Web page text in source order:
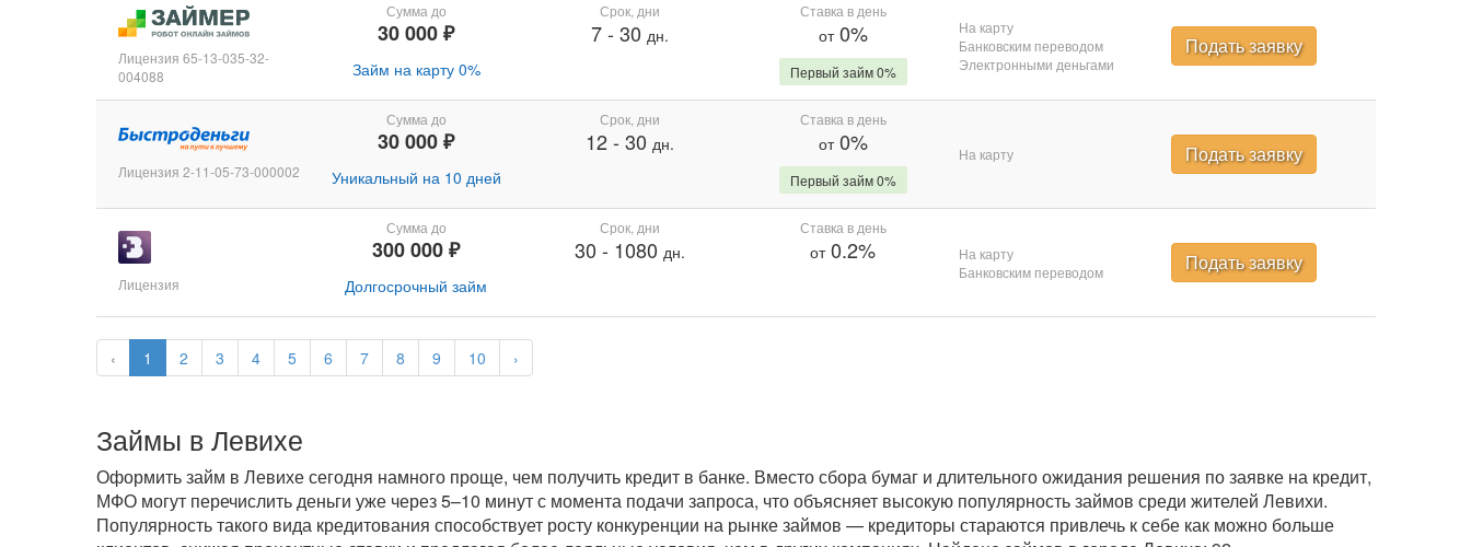
‹ 1 2 3 4 5 6 7 8 9 10 ›
Лицензия 65-13-035-32-
004088
Сумма до
30 000 ₽
Займ на карту 0%
Срок, дни
7- 30 дн.
Ставка в день
от0%
Первый займ 0%
На карту
Банковским переводом
Электронными деньгами
Подать заявку
Лицензия 2-11-05-73-000002
Сумма до
30 000 ₽
Уникальный на 10 дней
Срок, дни
12- 30 дн.
Ставка в день
от0%
Первый займ 0%
На карту Подать заявку
Лицензия
Сумма до
300 000 ₽
Долгосрочный займ
Срок, дни
30 - 1080 дн.
Ставка в день
от0.2%
На карту
Банковским переводом
Подать заявку
Займы в Левихе
Оформить займ в Левихе сегодня намного проще, чем получить кредит в банке. Вместо сбора бумаг и длительного ожидания решения по заявке на кредит,
МФО могут перечислить деньги уже через 5–10 минут с момента подачи запроса, что объясняет высокую популярность займов среди жителей Левихи.
Популярность такого вида кредитования способствует росту конкуренции на рынке займов — кредиторы стараются привлечь к себе как можно больше